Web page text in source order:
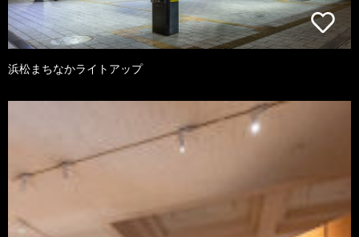
浜松まちなかライトアップ